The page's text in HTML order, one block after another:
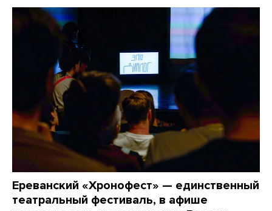
Ереванский «Хронофест» — единственный
театральный фестиваль, в афише